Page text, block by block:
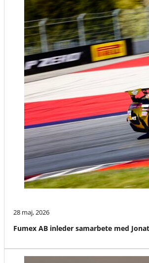
28 maj, 2026
Fumex AB inleder samarbete med